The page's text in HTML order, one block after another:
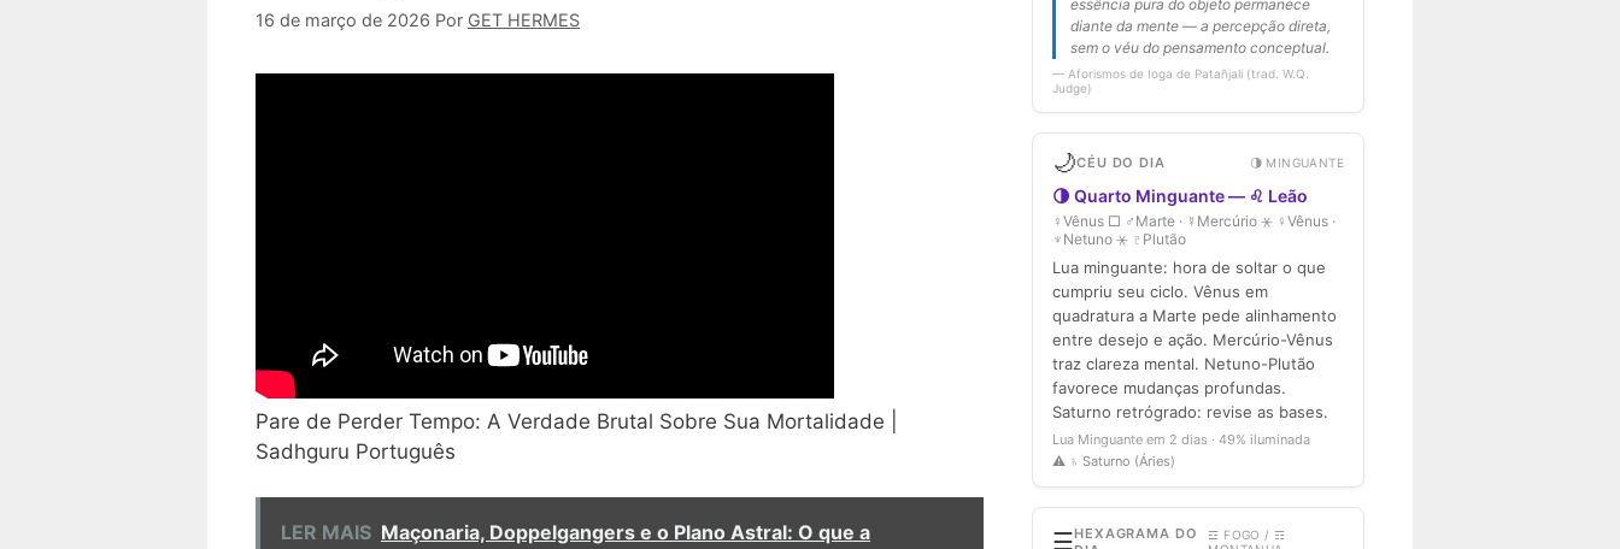
16 de março de 2026 Por GET HERMES
Pare de Perder Tempo: A Verdade Brutal Sobre Sua Mortalidade |
Sadhguru Português
LER MAIS Maçonaria, Doppelgangers e o Plano Astral: O que a